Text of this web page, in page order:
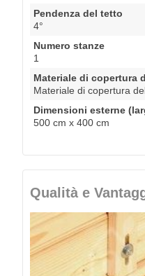
Pendenza del tetto
4°
Numero stanze
1
Materiale di copertura
Materiale di copertura
Dimensioni esterne
500 cm x 400 cm
Qualità e